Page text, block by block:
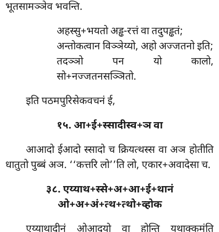
भूतसामञ्ञेव भवन्ति.
अहस्सु+भयतो अड्ढ-रत्तं वा तदुपड्ढतं;
अन्तोकत्वान विञ्ञेय्यो, अहो अज्जतनो इति;
तदञ्ञो पन यो कालो,
सो+नज्जतनसञ्ञितो.
इति पठमपुरिसेकवचनं ई,
१५. आ+ई+स्सादीस्व+ञ वा
आआदो ईआदो स्सादो च क्रियत्थस्स वा अञ होतीति
धातुतो पुब्बं अञ. ‘‘कत्तरि लो’’ति लो, एकार+अवादेसा च.
३८. एय्याथ+स्से+अ+आ+ई+थानं
ओ+अ+अं+त्थ+त्थो+व्होक